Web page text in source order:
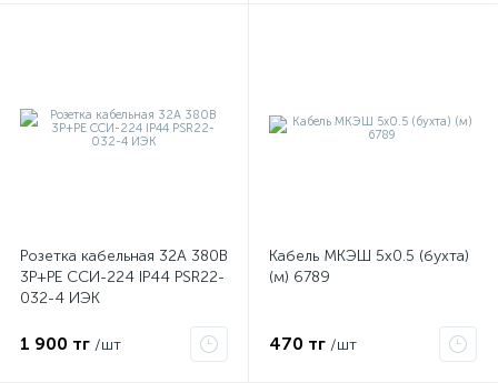
Розетка кабельная 32А 380В
3P+PЕ ССИ-224 IP44 PSR22-
032-4 ИЭК
1 900 тг /шт
Кабель МКЭШ 5х0.5 (бухта)
(м) 6789
470 тг /шт